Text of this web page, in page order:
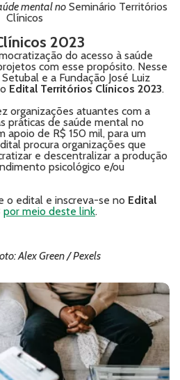
mental no Seminário Territórios
Clínicos
2023
do acesso à saúde
com esse propósito. Nesse
e a Fundação José Luiz
Edital Territórios Clínicos 2023.
organizações atuantes com a
práticas de saúde mental no
apoio de R$ 150 mil, para um
procura organizações que
e descentralizar a produção
psicológico e/ou
o edital e inscreva-se no Edital
por meio deste link.
Alex Green / Pexels